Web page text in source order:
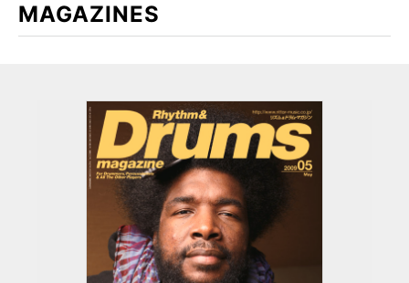
MAGAZINES